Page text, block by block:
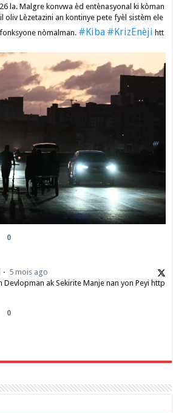
la. Malgre konvwa èd entènasyonal ki kòman
oliv Lèzetazini an kontinye pete fyèl sistèm ele
nòmalman. #Kiba #KrizEnèji htt
0
5 mois ago
ak Sekirite Manje nan yon Peyi http
0